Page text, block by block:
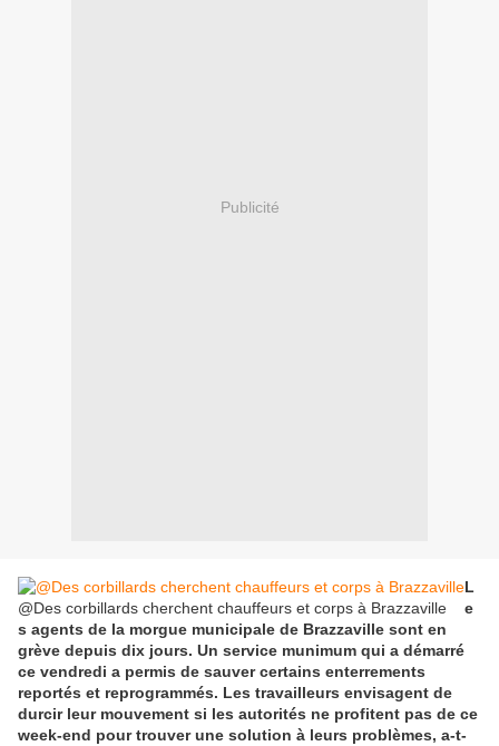
Publicité
@Des corbillards cherchent chauffeurs et corps à Brazzaville
L
e
s agents de la morgue municipale de Brazzaville sont en
grève depuis dix jours. Un service munimum qui a démarré
ce vendredi a permis de sauver certains enterrements
reportés et reprogrammés. Les travailleurs envisagent de
durcir leur mouvement si les autorités ne profitent pas de ce
week-end pour trouver une solution à leurs problèmes, a-t-